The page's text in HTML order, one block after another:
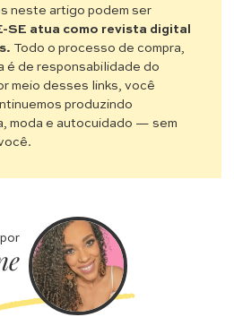
neste artigo podem ser
SE atua como revista digital
Todo o processo de compra,
é de responsabilidade do
meio desses links, você
produzindo
moda e autocuidado — sem